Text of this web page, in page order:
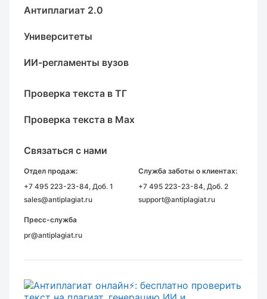
Антиплагиат 2.0
Университеты
ИИ-регламенты вузов
Проверка текста в ТГ
Проверка текста в Max
Связаться с нами
Отдел продаж:
+7 495 223-23-84, Доб. 1
sales@antiplagiat.ru
Служба заботы о клиентах:
+7 495 223-23-84, Доб. 2
support@antiplagiat.ru
Пресс-служба
pr@antiplagiat.ru